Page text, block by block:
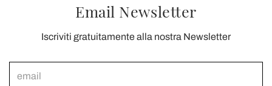
Email Newsletter
Iscriviti gratuitamente alla nostra Newsletter